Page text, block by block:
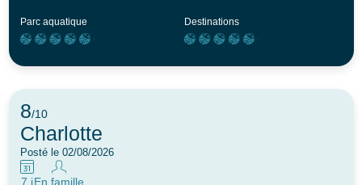
Parc aquatique Destinations
8/10
Charlotte
Posté le 02/08/2026
7 jEn famille